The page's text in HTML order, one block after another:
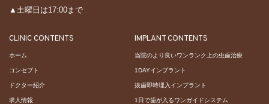
▲土曜日は17:00まで
CLINIC CONTENTS
ホーム
コンセプト
ドクター紹介
求人情報
IMPLANT CONTENTS
当院のより良いワンランク上の虫歯治療
1DAYインプラント
抜歯即時埋入インプラント
1日で歯が入るワンガイドシステム